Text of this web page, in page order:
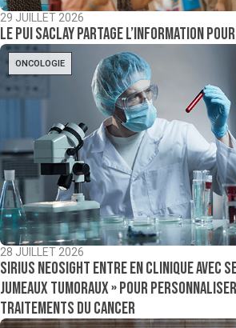
29 JUILLET 2026
Le PUI Saclay partage l’information
ONCOLOGIE
28 JUILLET 2026
Sirius NeoSight entre en clinique avec
jumeaux tumoraux » pour
traitements du cancer